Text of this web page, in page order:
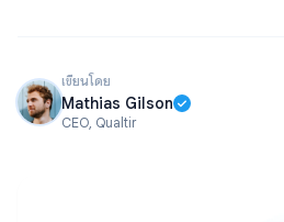
เขียนโดย
Mathias Gilson
CEO, Qualtir